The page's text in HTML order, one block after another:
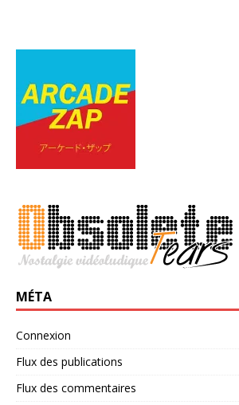
MÉTA
Connexion
Flux des publications
Flux des commentaires